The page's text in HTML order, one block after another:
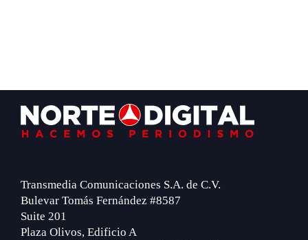
Footer
Transmedia Comunicaciones S.A. de C.V.
Bulevar Tomás Fernández #8587
Suite 201
Plaza Olivos, Edificio A